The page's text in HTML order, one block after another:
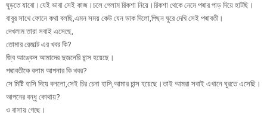
ঘুড়তে যাবো।যেই ভাবা সেই কাজ।চলে গেলাম রিকশা নিয়ে।রিকশা থেকে নেমে পদ্মার পাড় দিয়ে হাটছি।
বাবুর সাথে ফোনে কথা বলছি,এমন সময় কেউ যেন ডাক দিলো,পিছন ঘুরে দেখি সেই পদ্মাবতী।
দেখলাম তারা সবাই এসেছে,
তোমার রেজাল্ট এর খবর কি?
জ্বি আঙ্কেল আমাদের দুজনেরি চান্স হয়েছে।
পদ্মাবতীকে বলাম আপনার কি খবর?
সে মিষ্টি হাসি দিয়ে বললো,সেই চির চেনা হাসি,আমার চান্স হয়েছে।তাই আমরা সবাই এখানে ঘুরতে এসেছি।
আপনের বন্ধু কোথায়?
ও বাসায় গেছে।